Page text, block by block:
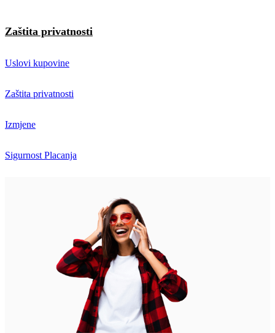
Zaštita privatnosti
Uslovi kupovine
Zaštita privatnosti
Izmjene
Sigurnost Placanja